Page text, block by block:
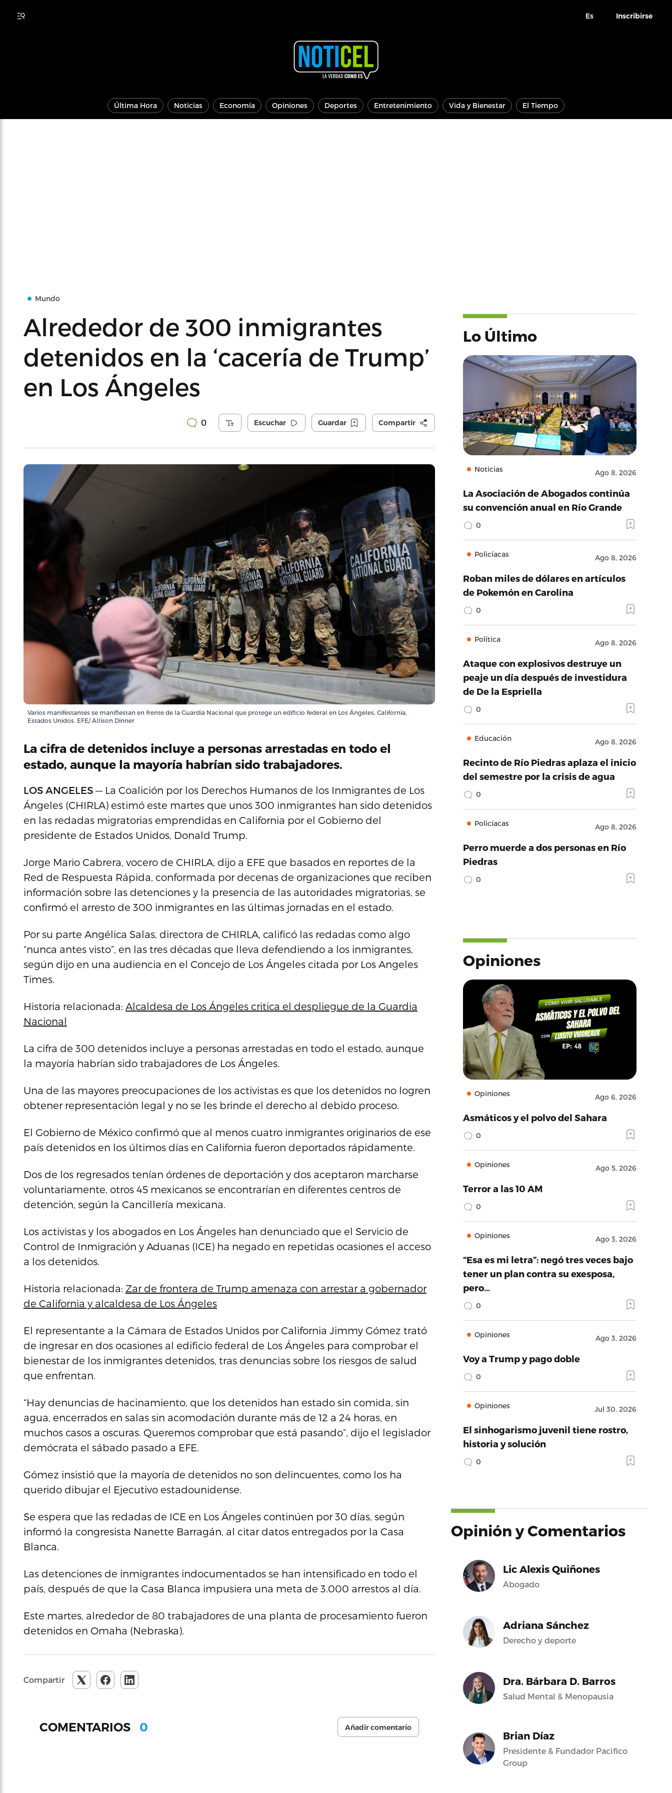
Es Inscribirse
Última Hora Noticias Economía Opiniones Deportes Entretenimiento Vida y Bienestar El Tiempo
Mundo
Alrededor de 300 inmigrantes
detenidos en la ‘cacería de Trump’
en Los Ángeles
0 Escuchar Guardar Compartir
Varios manifestantes se manifiestan en frente de la Guardia Nacional que protege un edificio federal en Los Ángeles, California,
Estados Unidos. EFE/ Allison Dinner
La cifra de detenidos incluye a personas arrestadas en todo el
estado, aunque la mayoría habrían sido trabajadores.
LOS ANGELES — La Coalición por los Derechos Humanos de los Inmigrantes de Los
Ángeles (CHIRLA) estimó este martes que unos 300 inmigrantes han sido detenidos
en las redadas migratorias emprendidas en California por el Gobierno del
presidente de Estados Unidos, Donald Trump.
Jorge Mario Cabrera, vocero de CHIRLA, dijo a EFE que basados en reportes de la
Red de Respuesta Rápida, conformada por decenas de organizaciones que reciben
información sobre las detenciones y la presencia de las autoridades migratorias, se
confirmó el arresto de 300 inmigrantes en las últimas jornadas en el estado.
Por su parte Angélica Salas, directora de CHIRLA, calificó las redadas como algo
“nunca antes visto”, en las tres décadas que lleva defendiendo a los inmigrantes,
según dijo en una audiencia en el Concejo de Los Ángeles citada por Los Angeles
Times.
Historia relacionada: Alcaldesa de Los Ángeles critica el despliegue de la Guardia
Nacional
La cifra de 300 detenidos incluye a personas arrestadas en todo el estado, aunque
la mayoría habrían sido trabajadores de Los Ángeles.
Una de las mayores preocupaciones de los activistas es que los detenidos no logren
obtener representación legal y no se les brinde el derecho al debido proceso.
El Gobierno de México confirmó que al menos cuatro inmigrantes originarios de ese
país detenidos en los últimos días en California fueron deportados rápidamente.
Dos de los regresados tenían órdenes de deportación y dos aceptaron marcharse
voluntariamente, otros 45 mexicanos se encontrarían en diferentes centros de
detención, según la Cancillería mexicana.
Los activistas y los abogados en Los Ángeles han denunciado que el Servicio de
Control de Inmigración y Aduanas (ICE) ha negado en repetidas ocasiones el acceso
a los detenidos.
Historia relacionada: Zar de frontera de Trump amenaza con arrestar a gobernador
de California y alcaldesa de Los Ángeles
El representante a la Cámara de Estados Unidos por California Jimmy Gómez trató
de ingresar en dos ocasiones al edificio federal de Los Ángeles para comprobar el
bienestar de los inmigrantes detenidos, tras denuncias sobre los riesgos de salud
que enfrentan.
“Hay denuncias de hacinamiento, que los detenidos han estado sin comida, sin
agua, encerrados en salas sin acomodación durante más de 12 a 24 horas, en
muchos casos a oscuras. Queremos comprobar que está pasando”, dijo el legislador
demócrata el sábado pasado a EFE.
Gómez insistió que la mayoría de detenidos no son delincuentes, como los ha
querido dibujar el Ejecutivo estadounidense.
Se espera que las redadas de ICE en Los Ángeles continúen por 30 días, según
informó la congresista Nanette Barragán, al citar datos entregados por la Casa
Blanca.
Las detenciones de inmigrantes indocumentados se han intensificado en todo el
país, después de que la Casa Blanca impusiera una meta de 3.000 arrestos al día.
Este martes, alrededor de 80 trabajadores de una planta de procesamiento fueron
detenidos en Omaha (Nebraska).
Compartir
COMENTARIOS 0 Añadir comentario
Lo Último
Noticias Ago 8, 2026
La Asociación de Abogados continúa
su convención anual en Río Grande
0
Policíacas Ago 8, 2026
Roban miles de dólares en artículos
de Pokemón en Carolina
0
Política Ago 8, 2026
Ataque con explosivos destruye un
peaje un día después de investidura
de De la Espriella
0
Educación Ago 8, 2026
Recinto de Río Piedras aplaza el inicio
del semestre por la crisis de agua
0
Policíacas Ago 8, 2026
Perro muerde a dos personas en Río
Piedras
0
Opiniones
Opiniones Ago 6, 2026
Asmáticos y el polvo del Sahara
0
Opiniones Ago 5, 2026
Terror a las 10 AM
0
Opiniones Ago 3, 2026
“Esa es mi letra”: negó tres veces bajo
tener un plan contra su exesposa,
pero…
0
Opiniones Ago 3, 2026
Voy a Trump y pago doble
0
Opiniones Jul 30, 2026
El sinhogarismo juvenil tiene rostro,
historia y solución
0
Opinión y Comentarios
Lic Alexis Quiñones
Abogado
Adriana Sánchez
Derecho y deporte
Dra. Bárbara D. Barros
Salud Mental & Menopausia
Brian Díaz
Presidente & Fundador Pacifico
Group